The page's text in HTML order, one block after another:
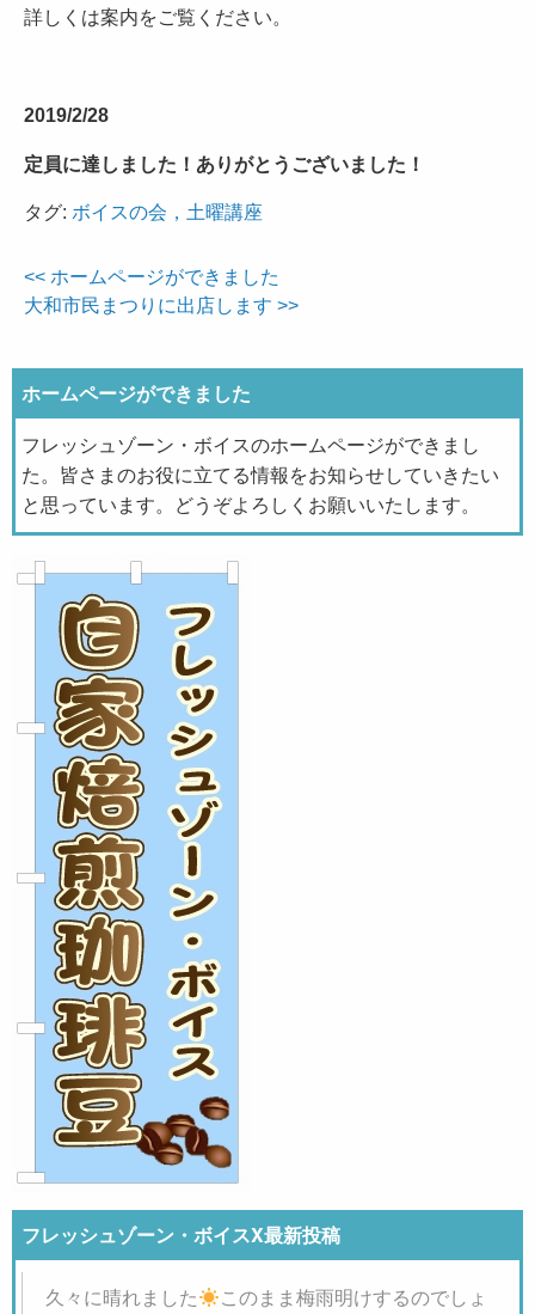
詳しくは案内をご覧ください。
2019/2/28
定員に達しました！ありがとうございました！
タグ: ボイスの会，土曜講座
<< ホームページができました
大和市民まつりに出店します >>
ホームページができました
フレッシュゾーン・ボイスのホームページができまし
た。皆さまのお役に立てる情報をお知らせしていきたい
と思っています。どうぞよろしくお願いいたします。
フレッシュゾーン・ボイスX最新投稿
久々に晴れました このまま梅雨明けするのでしょ